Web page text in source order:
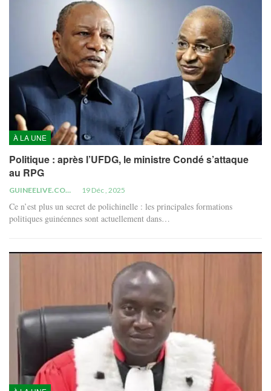
À LA UNE
Politique : après l’UFDG, le ministre Condé s’attaque
au RPG
GUINEELIVE.COM 19 Déc , 2025
Ce n’est plus un secret de polichinelle : les principales formations
politiques guinéennes sont actuellement dans…